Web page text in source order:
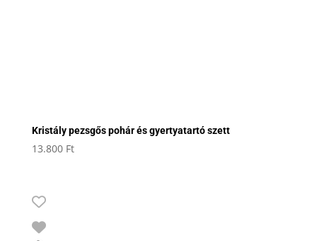
Kristály pezsgős pohár és gyertyatartó szett
13.800 Ft